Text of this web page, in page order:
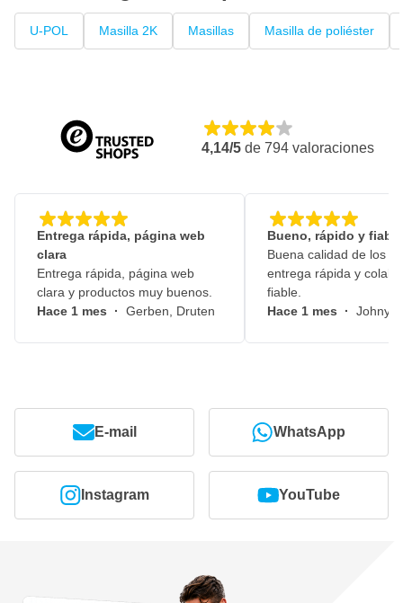
U-POL Masilla 2K Masillas Masilla de poliéster
4,14/5 de 794 valoraciones
Entrega rápida, página web
clara
Entrega rápida, página web
clara y productos muy buenos.
Hace 1 mes · Gerben, Druten
Bueno, rápido y fiable
Buena calidad de los
entrega rápida y
fiable.
Hace 1 mes · Johny,
E-mail WhatsApp
Instagram YouTube